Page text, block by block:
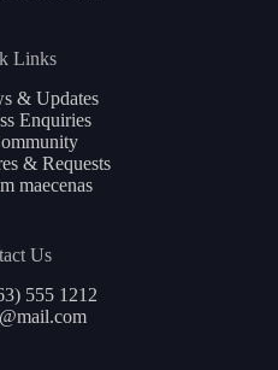
Links
& Updates
Enquiries
& Requests
maecenas
Us
555 1212